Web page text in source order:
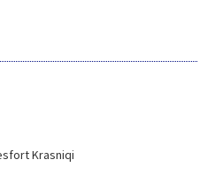
Krasniqi